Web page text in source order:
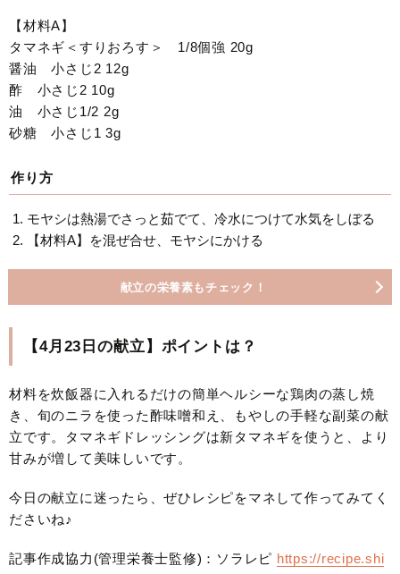
【材料A】
タマネギ＜すりおろす＞ 1/8個強 20g
醤油 小さじ2 12g
酢 小さじ2 10g
油 小さじ1/2 2g
砂糖 小さじ1 3g
作り方
モヤシは熱湯でさっと茹でて、冷水につけて水気をしぼる
【材料A】を混ぜ合せ、モヤシにかける
献立の栄養素もチェック！
【4月23日の献立】ポイントは？
材料を炊飯器に入れるだけの簡単ヘルシーな鶏肉の蒸し焼
き、旬のニラを使った酢味噌和え、もやしの手軽な副菜の献
立です。タマネギドレッシングは新タマネギを使うと、より
甘みが増して美味しいです。
今日の献立に迷ったら、ぜひレシピをマネして作ってみてく
ださいね♪
記事作成協力(管理栄養士監修)：ソラレピ https://recipe.shi